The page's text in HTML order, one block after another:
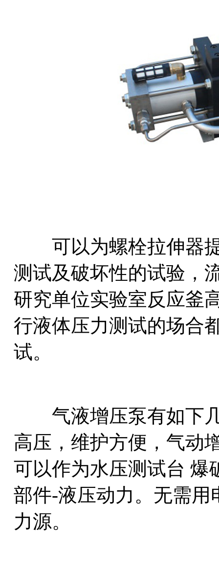
可以为螺栓拉伸器提
测试及破坏性的试验，
研究单位实验室反应釜
行液体压力测试的场合
试。
气液增压泵有如下几
高压，维护方便，气动
可以作为水压测试台 爆
部件-液压动力。无需
力源。